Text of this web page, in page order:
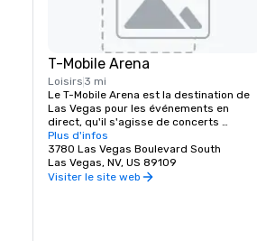
T-Mobile Arena
Loisirs 3 mi
Le T-Mobile Arena est la destination de
Las Vegas pour les événements en
direct, qu'il s'agisse de concerts
exceptionnels ou d'événements sportifs
palpitants, il a établi une nouvelle norme
en matière de divertissement dans la
ville qui le fait le mieux. Le T-Mobile Arena
Plus d'infos
3780 Las Vegas Boulevard South
Las Vegas, NV, US 89109
Visiter le site web